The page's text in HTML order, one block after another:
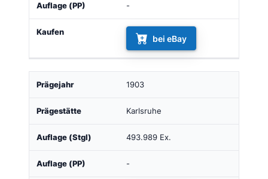
-
bei eBay
1903
Karlsruhe
493.989 Ex.
-